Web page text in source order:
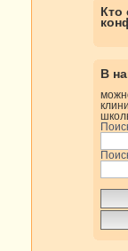
Кто
В